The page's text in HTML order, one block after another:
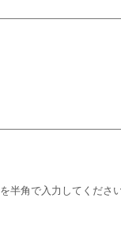
を半角で入力してくださ